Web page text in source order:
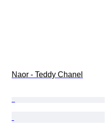
Naor - Teddy Chanel